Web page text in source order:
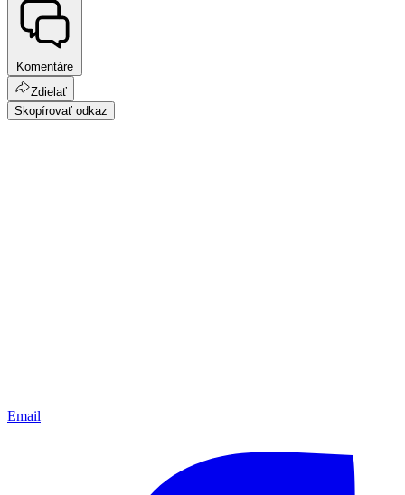
Komentáre
Zdielať
Skopírovať odkaz
Email